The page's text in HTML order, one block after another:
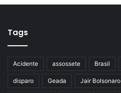
Tags
Acidente assossete Brasil
disparo Geada Jair Bolsonaro